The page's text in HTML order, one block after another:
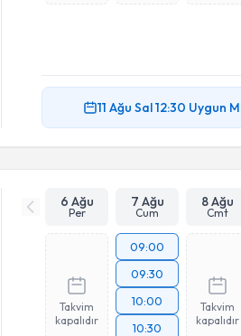
11 Ağu Sal12:30 Uygun
6 Ağu
Per
7 Ağu
Cum
8 Ağu
Cmt
Takvim
kapalıdır
09:00
09:30
10:00
10:30
Takvim
kapalıdır